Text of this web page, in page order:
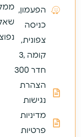
הפעמון,
כניסה
צפונית,
קומה ,3
חדר 300
הצהרת
נגישות
מדיניות
פרטיות